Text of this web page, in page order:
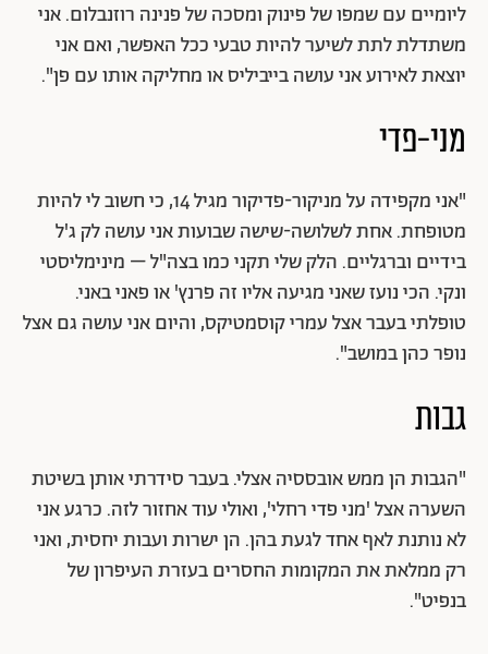
ליומיים עם שמפו של פינוק ומסכה של פנינה רוזנבלום. אני
משתדלת לתת לשיער להיות טבעי ככל האפשר, ואם אני
יוצאת לאירוע אני עושה בייביליס או מחליקה אותו עם פן".
מני-פדי
"אני מקפידה על מניקור-פדיקור מגיל 14, כי חשוב לי להיות
מטופחת. אחת לשלושה-שישה שבועות אני עושה לק ג'ל
בידיים וברגליים. הלק שלי תקני כמו בצה"ל – מינימליסטי
ונקי. הכי נועז שאני מגיעה אליו זה פרנץ' או פאני באני.
טופלתי בעבר אצל עמרי קוסמטיקס, והיום אני עושה גם אצל
נופר כהן במושב".
גבות
"הגבות הן ממש אובססיה אצלי. בעבר סידרתי אותן בשיטת
השערה אצל 'מני פדי רחלי', ואולי עוד אחזור לזה. כרגע אני
לא נותנת לאף אחד לגעת בהן. הן ישרות ועבות יחסית, ואני
רק ממלאת את המקומות החסרים בעזרת העיפרון של
בנפיט".